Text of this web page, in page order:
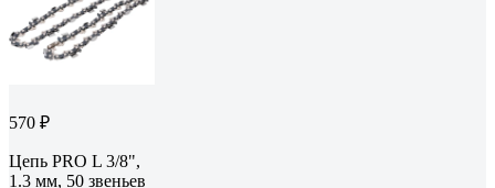
570 ₽
Цепь PRO L 3/8",
1.3 мм, 50 звеньев